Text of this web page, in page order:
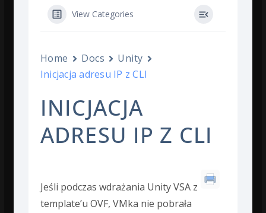
View Categories
Home Docs
Unity
Inicjacja adresu IP z CLI
INICJACJA
ADRESU IP Z CLI
Jeśli podczas wdrażania Unity VSA z
template’u OVF, VMka nie pobrała